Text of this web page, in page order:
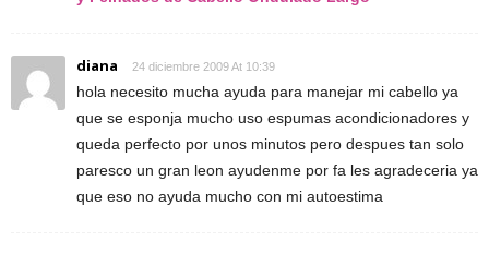
diana 24 diciembre 2009 At 10:39
hola necesito mucha ayuda para manejar mi cabello ya
que se esponja mucho uso espumas acondicionadores y
queda perfecto por unos minutos pero despues tan solo
paresco un gran leon ayudenme por fa les agradeceria ya
que eso no ayuda mucho con mi autoestima